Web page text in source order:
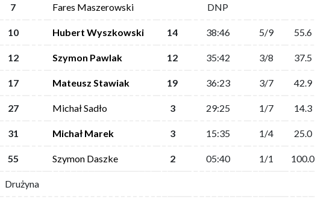
7 Fares Maszerowski DNP
10 Hubert Wyszkowski 14 38:46 5/9 55.6
12 Szymon Pawlak 12 35:42 3/8 37.5
17 Mateusz Stawiak 19 36:23 3/7 42.9
27 Michał Sadło 3 29:25 1/7 14.3
31 Michał Marek 3 15:35 1/4 25.0
55 Szymon Daszke 2 05:40 1/1 100.0
Drużyna